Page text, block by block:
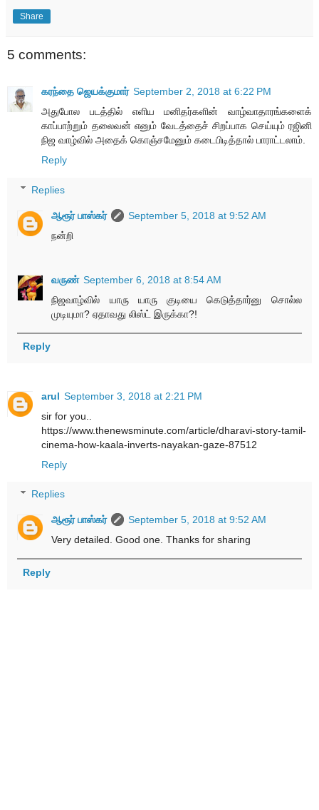
Share
5 comments:
கரந்தை ஜெயக்குமார் September 2, 2018 at 6:22 PM
அதுபோல படத்தில் எளிய மனிதர்களின் வாழ்வாதாரங்களைக்
காப்பாற்றும் தலைவன் எனும் வேடத்தைச் சிறப்பாக செய்யும் ரஜினி
நிஜ வாழ்வில் அதைக் கொஞ்சமேனும் கடைபிடித்தால் பாராட்டலாம்.
Reply
Replies
ஆரூர் பாஸ்கர்
September 5, 2018 at 9:52 AM
நன்றி
வருண் September 6, 2018 at 8:54 AM
நிஜவாழ்வில் யாரு யாரு குடியை கெடுத்தார்னு சொல்ல
முடியுமா? ஏதாவது லிஸ்ட் இருக்கா?!
Reply
arul September 3, 2018 at 2:21 PM
sir for you..
https://www.thenewsminute.com/article/dharavi-story-tamil-
cinema-how-kaala-inverts-nayakan-gaze-87512
Reply
Replies
ஆரூர் பாஸ்கர்
September 5, 2018 at 9:52 AM
Very detailed. Good one. Thanks for sharing
Reply